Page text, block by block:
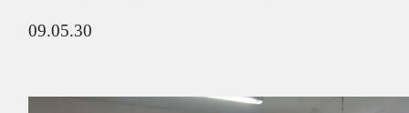
09.05.30